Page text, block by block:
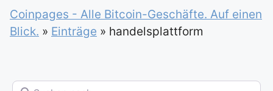
Coinpages - Alle Bitcoin-Geschäfte. Auf einen
Blick. » Einträge » handelsplattform
Suchen nach